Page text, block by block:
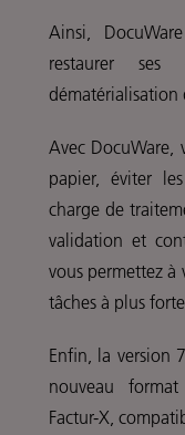
Ainsi,
restaurer
dématérialisation
Avec DocuWare,
papier, éviter
charge de
validation et
vous permettez à
tâches à plus
Enfin, la version
nouveau
Factur-X,